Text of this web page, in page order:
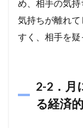
め、相手の気
気持ちが離れ
すく、相手を疑
2-2． 月
る経済